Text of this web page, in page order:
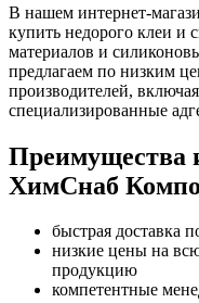
В нашем интернет-
купить недорого клеи и
материалов и
предлагаем по низким
производителей,
специализированные
Преимущества
ХимСнаб
быстрая доставка
низкие цены на
продукцию
компетентные